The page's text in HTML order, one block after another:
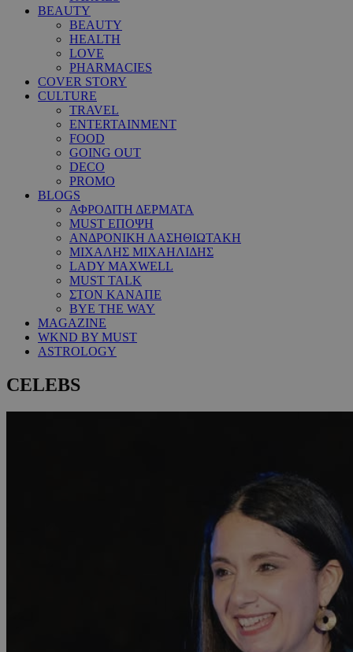
BEAUTY
BEAUTY
HEALTH
LOVE
PHARMACIES
COVER STORY
CULTURE
TRAVEL
ENTERTAINMENT
FOOD
GOING OUT
DECO
PROMO
BLOGS
ΑΦΡΟΔΙΤΗ ΔΕΡΜΑΤΑ
MUST ΕΠΟΨΗ
ΑΝΔΡΟΝΙΚΗ ΛΑΣΗΘΙΩΤΑΚΗ
ΜΙΧΑΛΗΣ ΜΙΧΑΗΛΙΔΗΣ
LADY MAXWELL
MUST TALK
ΣΤΟΝ ΚΑΝΑΠΕ
BYE THE WAY
MAGAZINE
WKND BY MUST
ASTROLOGY
CELEBS